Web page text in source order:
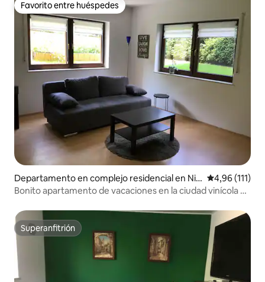
Favorito entre huéspedes
Favorito entre huéspedes
Departamento en complejo residencial en Nie
rstein
Calificación
4,96 (111)
Bonito apartamento de vacaciones en la ciudad vinícola de
Superanfitrión
Superanfitrión